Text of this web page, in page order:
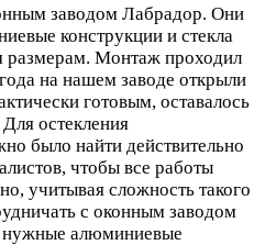
заводом Лабрадор. Они
конструкции и стекла
Монтаж проходил
на нашем заводе открыли
готовым, оставалось
Для остекления
было найти действительно
чтобы все работы
учитывая сложность такого
с оконным заводом
нужные алюминиевые